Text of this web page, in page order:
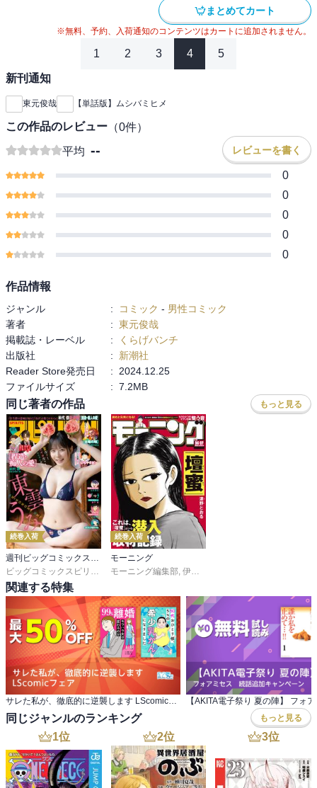
まとめてカート
※無料、予約、入荷通知のコンテンツはカートに追加されません。
1 2 3 4 5
新刊通知
東元俊哉 【単話版】ムシバミヒメ
この作品のレビュー （0件）
平均 -- レビューを書く
0
0
0
0
0
作品情報
ジャンル : コミック - 男性コミック
著者
: 東元俊哉
掲載誌・レーベル
:
くらげバンチ
出版社
:
新潮社
Reader Store発売日
:
2024.12.25
ファイルサイズ
: 7.2MB
同じ著者の作品 もっと見る
続巻入荷
週刊ビッグコミックスピリッツ
ビッグコミックスピリッツ編集部
続巻入荷
モーニング
モーニング編集部, 伊咲智太
関連する特集
サレた私が、徹底的に逆襲します LScomicフェア
同じジャンルのランキング もっと見る
1位 2位 3位